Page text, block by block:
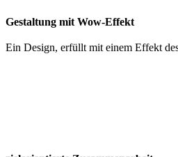
Gestaltung mit Wow-Effekt
Ein Design, erfüllt mit einem Effekt